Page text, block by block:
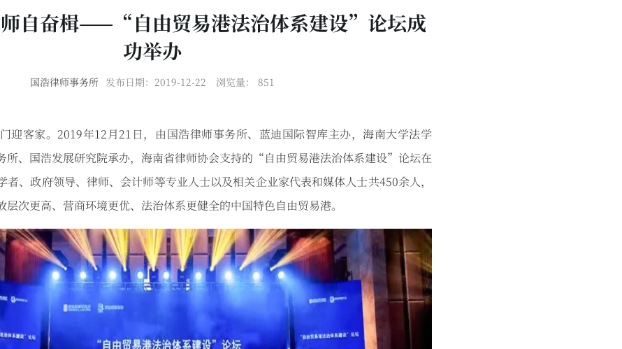
师自奋楫——“自由贸易港法治体系建设”论坛成
功举办
国浩律师事务所 发布日期：2019-12-22 浏览量： 851
迎客家。2019年12月21日，由国浩律师事务所、蓝迪国际智库主办，海南大学法学
所、国浩发展研究院承办，海南省律师协会支持的“自由贸易港法治体系建设”论坛在
者、政府领导、律师、会计师等专业人士以及相关企业家代表和媒体人士共450余人，
次更高、营商环境更优、法治体系更健全的中国特色自由贸易港。